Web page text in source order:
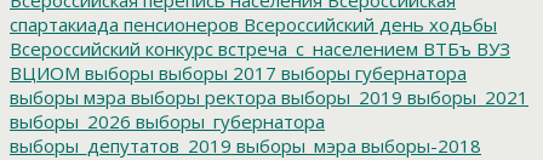
спартакиада пенсионеров Всероссийский день ходьбы
Всероссийский конкурс встреча_с_населением ВТБъ ВУЗ
ВЦИОМ выборы выборы 2017 выборы губернатора
выборы мэра выборы ректора выборы_2019 выборы_2021
выборы_2026 выборы_губернатора
выборы_депутатов_2019 выборы_мэра выборы-2018